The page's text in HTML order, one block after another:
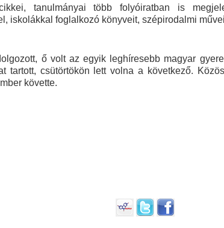
tanulmányai több folyóiratban is
iskolákkal foglalkozó könyveit, szépirodalmi
ő volt az egyik leghíresebb magyar
tartott, csütörtökön lett volna a következő.
követte.